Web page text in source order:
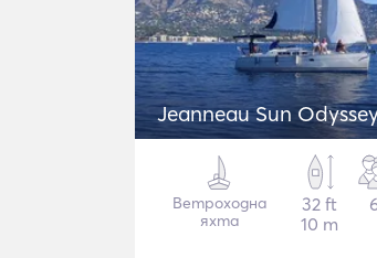
Jeanneau Sun
Ветроходна
яхта
32 ft
10 m